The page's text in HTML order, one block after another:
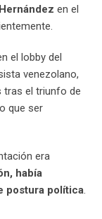
en el
el lobby del
venezolano,
tras el triunfo de
que ser
era
había
postura política.